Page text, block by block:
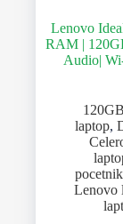
Lenovo
RAM |
Audio|
laptop,
Lenovo